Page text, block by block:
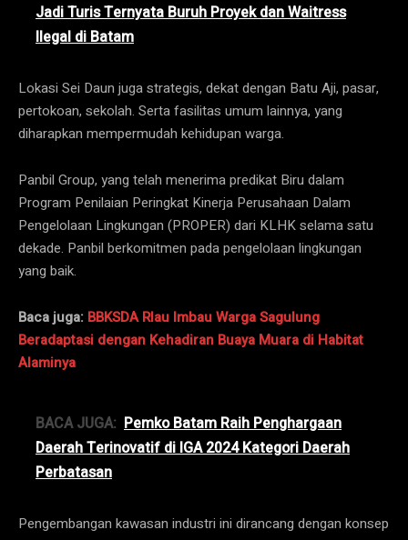
Jadi Turis Ternyata Buruh Proyek dan Waitress
Ilegal di Batam
Lokasi Sei Daun juga strategis, dekat dengan Batu Aji, pasar,
pertokoan, sekolah. Serta fasilitas umum lainnya, yang
diharapkan mempermudah kehidupan warga.
Panbil Group, yang telah menerima predikat Biru dalam
Program Penilaian Peringkat Kinerja Perusahaan Dalam
Pengelolaan Lingkungan (PROPER) dari KLHK selama satu
dekade. Panbil berkomitmen pada pengelolaan lingkungan
yang baik.
Baca juga: BBKSDA RIau Imbau Warga Sagulung
Beradaptasi dengan Kehadiran Buaya Muara di Habitat
Alaminya
BACA JUGA: Pemko Batam Raih Penghargaan
Daerah Terinovatif di IGA 2024 Kategori Daerah
Perbatasan
Pengembangan kawasan industri ini dirancang dengan konsep